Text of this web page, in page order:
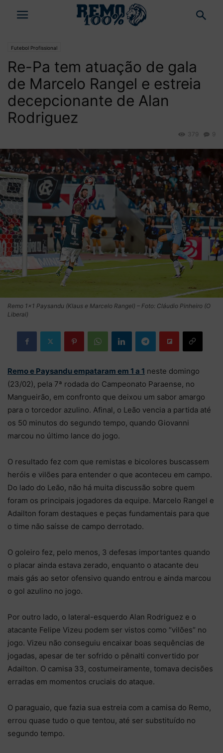
Futebol Profissional
Re-Pa tem atuação de gala
de Marcelo Rangel e estreia
decepcionante de Alan
Rodriguez
9
379
Remo 1×1 Paysandu (Klaus e Marcelo Rangel) – Foto: Cláudio Pinheiro (O
Liberal)
Remo e Paysandu empataram em 1 a 1 neste domingo
(23/02), pela 7ª rodada do Campeonato Paraense, no
Mangueirão, em confronto que deixou um sabor amargo
para o torcedor azulino. Afinal, o Leão vencia a partida até
os 50 minutos do segundo tempo, quando Giovanni
marcou no último lance do jogo.
O resultado fez com que remistas e bicolores buscassem
heróis e vilões para entender o que aconteceu em campo.
Do lado do Leão, não há muita discussão sobre quem
foram os principais jogadores da equipe. Marcelo Rangel e
Adailton foram destaques e peças fundamentais para que
o time não saísse de campo derrotado.
O goleiro fez, pelo menos, 3 defesas importantes quando
o placar ainda estava zerado, enquanto o atacante deu
mais gás ao setor ofensivo quando entrou e ainda marcou
o gol azulino no jogo.
Por outro lado, o lateral-esquerdo Alan Rodriguez e o
atacante Felipe Vizeu podem ser vistos como “vilões” no
jogo. Vizeu não conseguiu encaixar boas sequências de
jogadas, apesar de ter sofrido o pênalti convertido por
Adailton. O camisa 33, costumeiramente, tomava decisões
erradas em momentos cruciais do ataque.
O paraguaio, que fazia sua estreia com a camisa do Remo,
errou quase tudo o que tentou, até ser substituído no
segundo tempo.